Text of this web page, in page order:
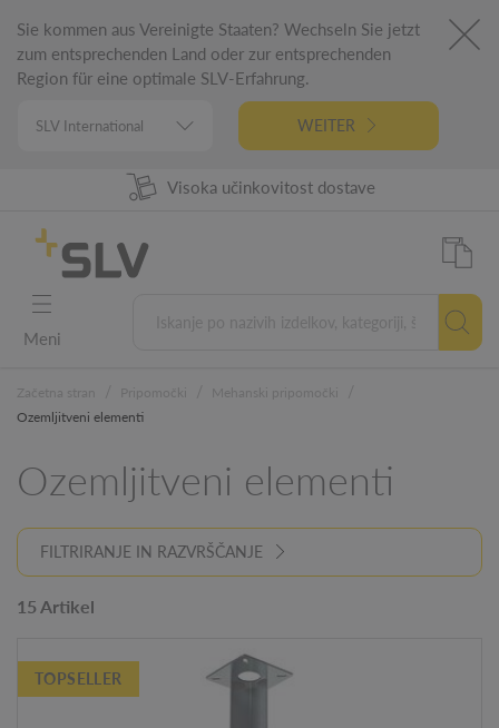
Sie kommen aus Vereinigte Staaten? Wechseln Sie jetzt
zum entsprechenden Land oder zur entsprechenden
Region für eine optimale SLV-Erfahrung.
WEITER
98% Razpoložljivost izdelkov
Visoka učinkovitost dostave
5 letna garancija
Nemški inžiniring
Meni
Ozemljitveni elementi
Ozemljitveni elementi
FILTRIRANJE IN RAZVRŠČANJE
15 Artikel
TOPSELLER